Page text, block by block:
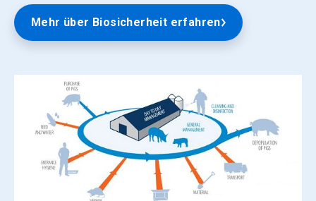
Mehr über Biosicherheit erfahren